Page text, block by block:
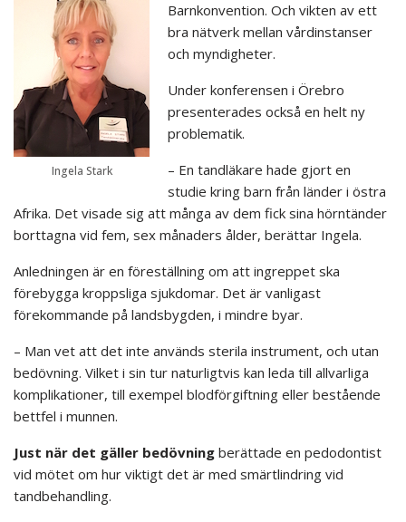
Ingela Stark
Barnkonvention. Och vikten av ett
bra nätverk mellan vårdinstanser
och myndigheter.
Under konferensen i Örebro
presenterades också en helt ny
problematik.
– En tandläkare hade gjort en
studie kring barn från länder i östra
Afrika. Det visade sig att många av dem fick sina hörntänder
borttagna vid fem, sex månaders ålder, berättar Ingela.
Anledningen är en föreställning om att ingreppet ska
förebygga kroppsliga sjukdomar. Det är vanligast
förekommande på landsbygden, i mindre byar.
– Man vet att det inte används sterila instrument, och utan
bedövning. Vilket i sin tur naturligtvis kan leda till allvarliga
komplikationer, till exempel blodförgiftning eller bestående
bettfel i munnen.
Just när det gäller bedövning berättade en pedodontist
vid mötet om hur viktigt det är med smärtlindring vid
tandbehandling.